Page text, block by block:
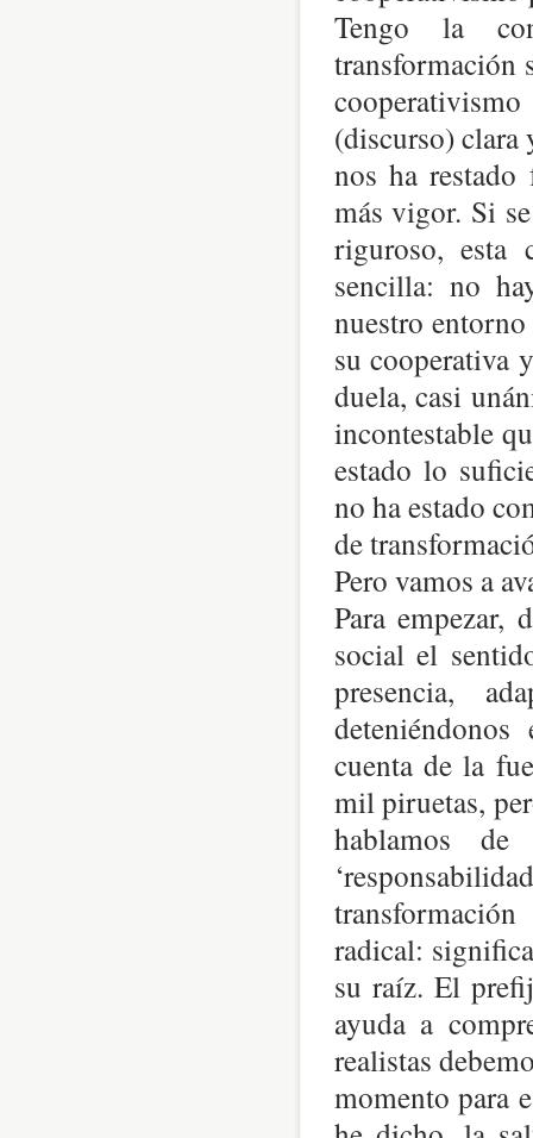
Tengo la
transformación
(discurso) clara
nos ha
más vigor. Si
riguroso, esta
sencilla: no
nuestro
su cooperativa
duela, casi
incontestable
estado lo
no ha estado
de
Pero vamos a
Para empezar,
social el
presencia,
cuenta de la
mil piruetas,
hablamos de
radical:
su raíz. El
ayuda a
realistas
momento para